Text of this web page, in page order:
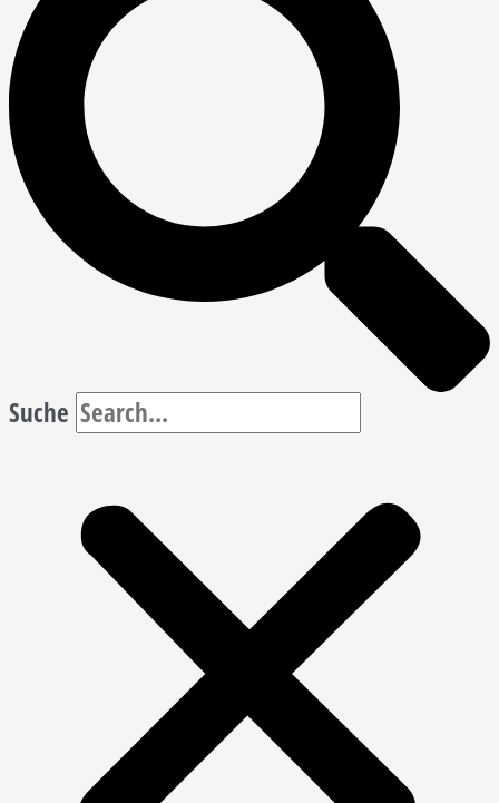
Suche